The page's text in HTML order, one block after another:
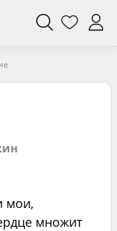
мои,
множит